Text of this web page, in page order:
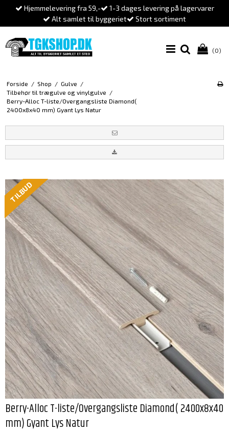
Hjemmelevering fra 59,-
1-3 dages levering på lagervarer
Alt samlet til byggeriet
Stort sortiment
(0)
Forside / Shop / Gulve /
Tilbehør til trægulve og vinylgulve /
Berry-Alloc T-liste/Overgangsliste Diamond(
2400x8x40 mm) Gyant Lys Natur
TILBUD
Berry-Alloc T-liste/Overgangsliste Diamond( 2400x8x40
mm) Gyant Lys Natur